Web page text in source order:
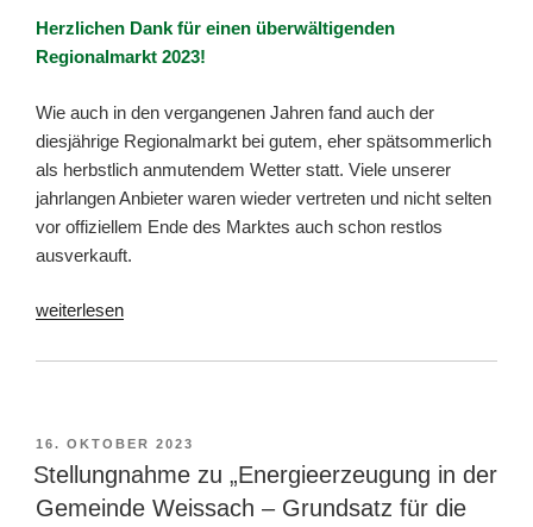
Herzlichen Dank für einen überwältigenden
Regionalmarkt 2023!
Wie auch in den vergangenen Jahren fand auch der
diesjährige Regionalmarkt bei gutem, eher spätsommerlich
als herbstlich anmutendem Wetter statt. Viele unserer
jahrlangen Anbieter waren wieder vertreten und nicht selten
vor offiziellem Ende des Marktes auch schon restlos
ausverkauft.
„Rückblick
den
Heckengäu“
weiterlesen
VERÖFFENTLICHT
AM
16. OKTOBER 2023
Stellungnahme zu „Energieerzeugung in der
Gemeinde Weissach – Grundsatz für die